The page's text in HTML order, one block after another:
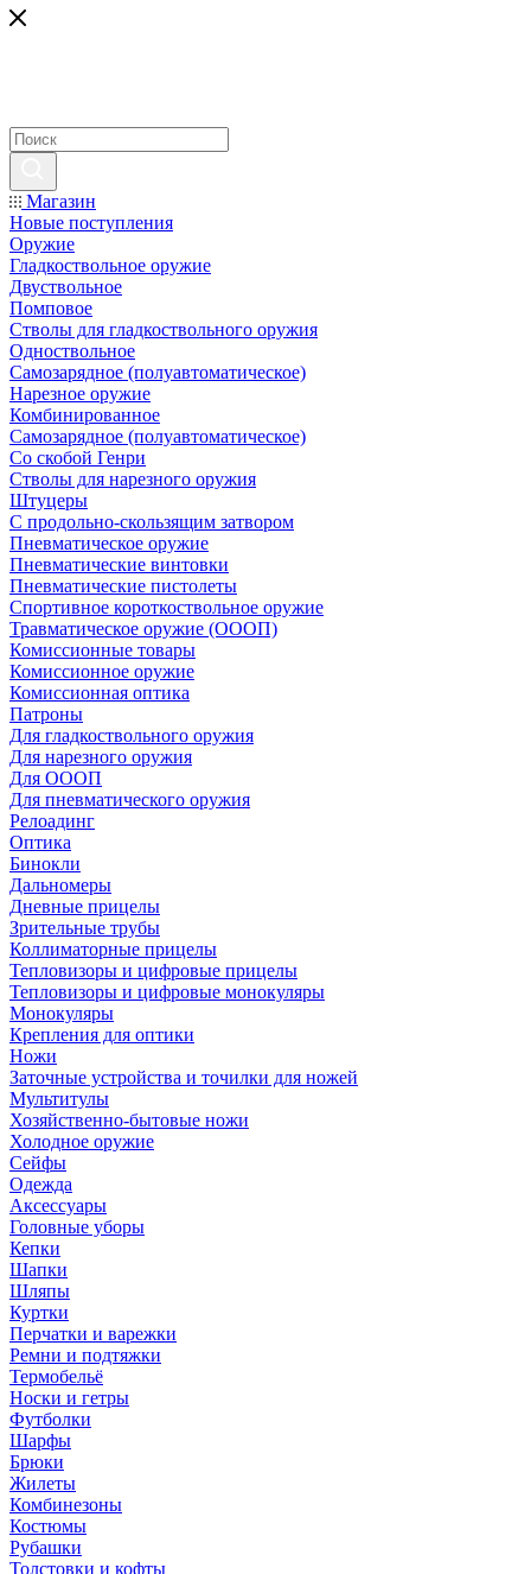
Магазин
Новые поступления
Оружие
Гладкоствольное оружие
Двуствольное
Помповое
Стволы для гладкоствольного оружия
Одноствольное
Самозарядное (полуавтоматическое)
Нарезное оружие
Комбинированное
Самозарядное (полуавтоматическое)
Со скобой Генри
Стволы для нарезного оружия
Штуцеры
С продольно-скользящим затвором
Пневматическое оружие
Пневматические винтовки
Пневматические пистолеты
Спортивное короткоствольное оружие
Травматическое оружие (ОООП)
Комиссионные товары
Комиссионное оружие
Комиссионная оптика
Патроны
Для гладкоствольного оружия
Для нарезного оружия
Для ОООП
Для пневматического оружия
Релоадинг
Оптика
Бинокли
Дальномеры
Дневные прицелы
Зрительные трубы
Коллиматорные прицелы
Тепловизоры и цифровые прицелы
Тепловизоры и цифровые монокуляры
Монокуляры
Крепления для оптики
Ножи
Заточные устройства и точилки для ножей
Мультитулы
Хозяйственно-бытовые ножи
Холодное оружие
Сейфы
Одежда
Аксессуары
Головные уборы
Кепки
Шапки
Шляпы
Куртки
Перчатки и варежки
Ремни и подтяжки
Термобельё
Носки и гетры
Футболки
Шарфы
Брюки
Жилеты
Комбинезоны
Костюмы
Рубашки
Толстовки и кофты